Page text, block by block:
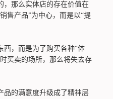
那么实体店的存在价值在
售产品”为中心，而是以“提
，而是为了购买各种“体
买卖的场所，那么将失去存
的满意度升级成了精神层